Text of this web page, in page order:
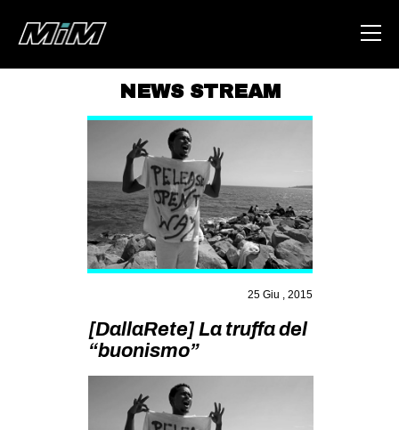
ABOUT
AREA
DEGENERAZIONE
GAZA FREESTYLE
STUDENTI TSUNAMI
ZAM
MILANO
NEWS STREAM
25 Giu , 2015
[DallaRete] La truffa del
“buonismo”